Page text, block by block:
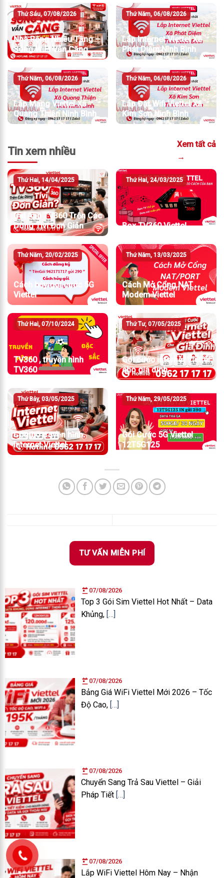
07/08/2026
Top 3 Gói Sim Viettel Hot Nhất – Data
Khủng, […]
07/08/2026
Bảng Giá WiFi Viettel Mới 2026 – Tốc
Độ Cao, […]
07/08/2026
Chuyển Sang Trả Sau Viettel – Giải
Pháp Tiết […]
07/08/2026
Lắp WiFi Viettel Hôm Nay – Nhận
Thứ Sáu, 07/08/2026
Nhà Rộng Nhiều Tầng –
Sóng WiFi Vẫn Căng
Thứ Năm, 06/08/2026
Lắp Internet Viettel Xã
Phát Diệm Ninh Bình
Thứ Năm, 06/08/2026
Lắp Mạng Viettel Xã
Quang Thiện Ninh Bình
Thứ Năm, 06/08/2026
Lắp Đặt Wifi Viettel Xã
Kim Sơn Ninh Bình
Tin xem nhiều
Xem tất cả
→
Thứ Hai, 14/04/2025
Cài App TV360 Trên Các
Dòng Tivi Đơn Giản
Thứ Hai, 24/03/2025
Box TV360 Viettel
Thứ Năm, 20/02/2025
Cách hủy gói cước 5G
Viettel
Thứ Năm, 13/03/2025
Cách Mở Cổng NAT
Modem Viettel
Thứ Hai, 07/10/2024
TV360 , truyền hình
TV360
Thứ Tư, 07/05/2025
Gói cước internet Viettel
cho gia đình
Thứ Bảy, 03/05/2025
Combo truyền hình
internet Viettel
Thứ Năm, 29/05/2025
Gói Cước 5G Viettel
12T5G125
TƯ VẤN MIỄN PHÍ